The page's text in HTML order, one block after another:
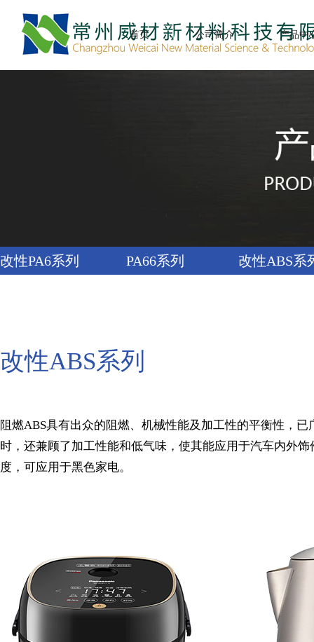
首页 公司简介 产品中
改性PA6系列 PA66系列 改性ABS系
改性ABS系列
阻燃ABS具有出众的阻燃、机械性能及加工性的平衡性，
时，还兼顾了加工性能和低气味，使其能应用于汽车内外
度，可应用于黑色家电。